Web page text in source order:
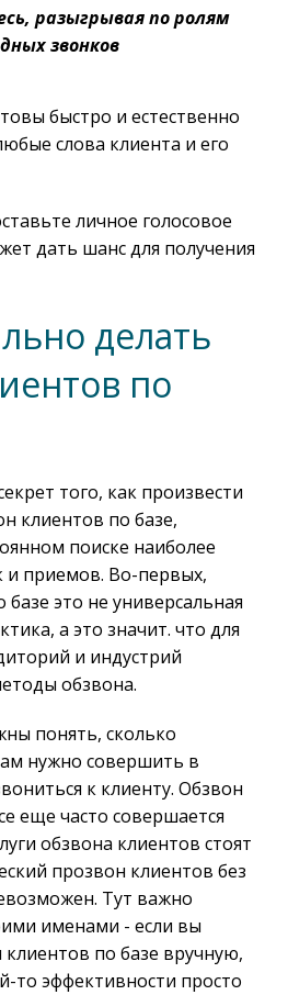
разыгрывая по ролям
звонков
быстро и естественно
слова клиента и его
личное голосовое
дать шанс для получения
делать
по
того, как произвести
клиентов по базе,
поиске наиболее
и приемов. Во-первых,
это не универсальная
а это значит. что для
и индустрий
обзвона.
понять, сколько
нужно совершить в
к клиенту. Обзвон
еще часто совершается
обзвона клиентов стоят
прозвон клиентов без
Тут важно
именами - если вы
по базе вручную,
то эффективности просто